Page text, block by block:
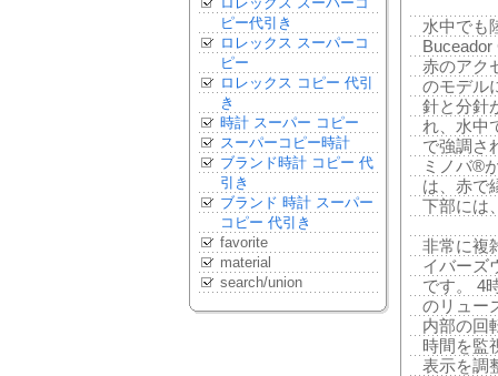
水中でも
赤のアク
のモデル
針と分針
れ、水中
で強調さ
ミノバ®
は、赤で
下部には
非常に複
イバーズ
です。 4
のリュー
内部の回
時間を監
表示を調
ピー代引き
ロレックス スーパーコ
ピー
ロレックス コピー 代引
き
時計 スーパー コピー
スーパーコピー時計
ブランド時計 コピー 代
引き
ブランド 時計 スーパー
コピー 代引き
favorite
material
search/union